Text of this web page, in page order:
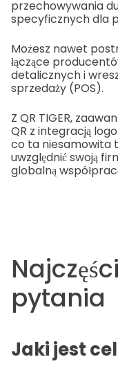
przechowywania
specyficznych dla
Możesz nawet
łączące
detalicznych i
sprzedaży (POS).
Z QR TIGER,
QR z integracją
co ta niesamowita
uwzględnić swoją
globalną
pytania
Jaki jest cel